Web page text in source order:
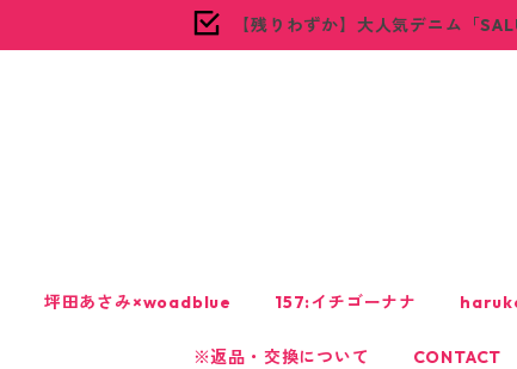
【残りわずか】大人気デニム「
坪田あさみ×woadblue 157:イチゴーナナ
※返品・交換について CONTACT